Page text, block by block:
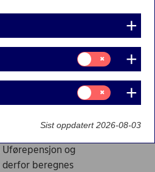
avhengig av
og
beregnes
Samtykke
til:
Statistikk
Samtykke
til:
Markedsføring
Sist oppdatert 2026-08-03